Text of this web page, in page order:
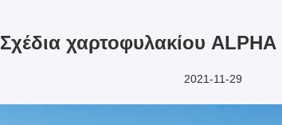
Σχέδια χαρτοφυλακίου
2021-11-29